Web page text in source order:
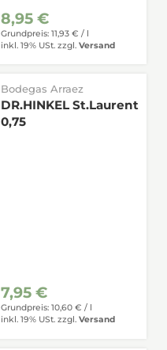
8,95 €
Grundpreis: 11,93 € /
inkl. 19% USt. zzgl. Versand
Bodegas Arraez
DR.HINKEL St.Laurent
0,75
7,95 €
Grundpreis: 10,60 € /
inkl. 19% USt. zzgl. Versand